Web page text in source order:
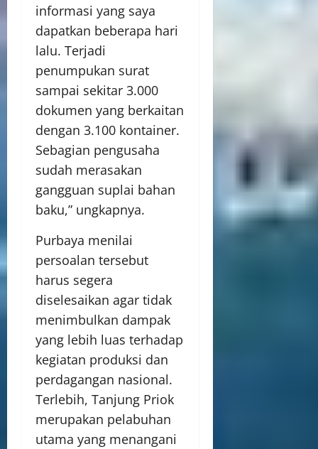
informasi yang saya
dapatkan beberapa hari
lalu. Terjadi
penumpukan surat
sampai sekitar 3.000
dokumen yang berkaitan
dengan 3.100 kontainer.
Sebagian pengusaha
sudah merasakan
gangguan suplai bahan
baku,” ungkapnya.
Purbaya menilai
persoalan tersebut
harus segera
diselesaikan agar tidak
menimbulkan dampak
yang lebih luas terhadap
kegiatan produksi dan
perdagangan nasional.
Terlebih, Tanjung Priok
merupakan pelabuhan
utama yang menangani